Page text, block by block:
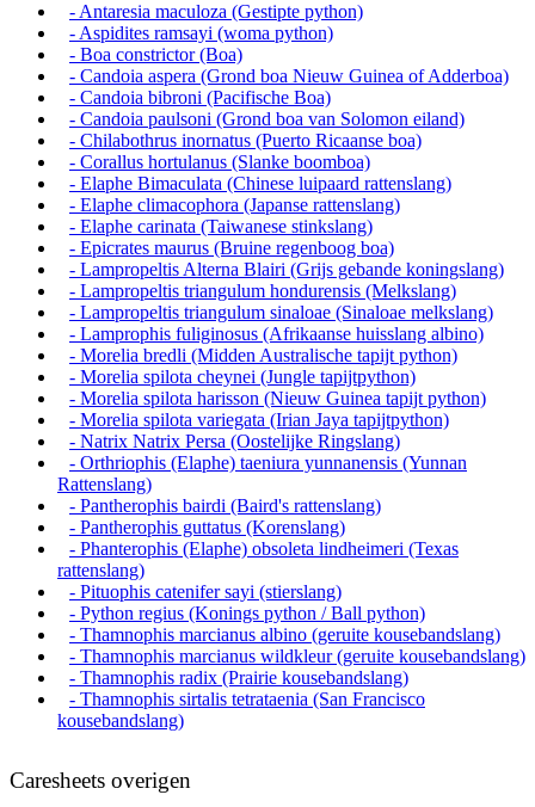
- Antaresia maculoza (Gestipte python)
- Aspidites ramsayi (woma python)
- Boa constrictor (Boa)
- Candoia aspera (Grond boa Nieuw Guinea of Adderboa)
- Candoia bibroni (Pacifische Boa)
- Candoia paulsoni (Grond boa van Solomon eiland)
- Chilabothrus inornatus (Puerto Ricaanse boa)
- Corallus hortulanus (Slanke boomboa)
- Elaphe Bimaculata (Chinese luipaard rattenslang)
- Elaphe climacophora (Japanse rattenslang)
- Elaphe carinata (Taiwanese stinkslang)
- Epicrates maurus (Bruine regenboog boa)
- Lampropeltis Alterna Blairi (Grijs gebande koningslang)
- Lampropeltis triangulum hondurensis (Melkslang)
- Lampropeltis triangulum sinaloae (Sinaloae melkslang)
- Lamprophis fuliginosus (Afrikaanse huisslang albino)
- Morelia bredli (Midden Australische tapijt python)
- Morelia spilota cheynei (Jungle tapijtpython)
- Morelia spilota harisson (Nieuw Guinea tapijt python)
- Morelia spilota variegata (Irian Jaya tapijtpython)
- Natrix Natrix Persa (Oostelijke Ringslang)
- Orthriophis (Elaphe) taeniura yunnanensis (Yunnan
Rattenslang)
- Pantherophis bairdi (Baird's rattenslang)
- Pantherophis guttatus (Korenslang)
- Phanterophis (Elaphe) obsoleta lindheimeri (Texas
rattenslang)
- Pituophis catenifer sayi (stierslang)
- Python regius (Konings python / Ball python)
- Thamnophis marcianus albino (geruite kousebandslang)
- Thamnophis marcianus wildkleur (geruite kousebandslang)
- Thamnophis radix (Prairie kousebandslang)
- Thamnophis sirtalis tetrataenia (San Francisco
kousebandslang)
Caresheets overigen